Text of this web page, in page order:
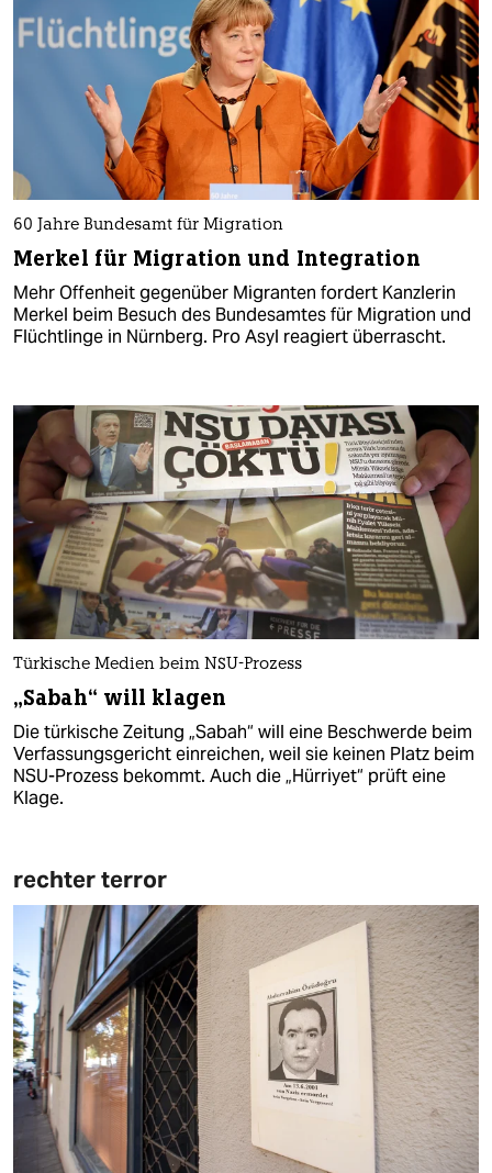
60 Jahre Bundesamt für Migration
Merkel für Migration und Integration
Mehr Offenheit gegenüber Migranten fordert Kanzlerin
Merkel beim Besuch des Bundesamtes für Migration und
Flüchtlinge in Nürnberg. Pro Asyl reagiert überrascht.
Türkische Medien beim NSU-Prozess
„Sabah“ will klagen
Die türkische Zeitung „Sabah“ will eine Beschwerde beim
Verfassungsgericht einreichen, weil sie keinen Platz beim
NSU-Prozess bekommt. Auch die „Hürriyet“ prüft eine
Klage.
rechter terror